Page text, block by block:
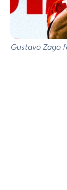
Gustavo Zago